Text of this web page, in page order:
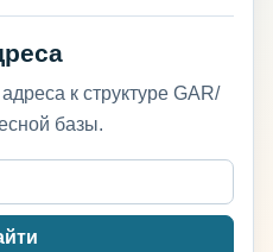
к структуре GAR/
базы.